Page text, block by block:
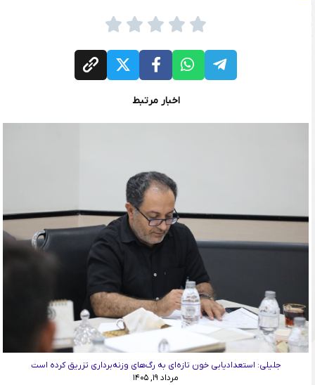
اخبار مرتبط
جلیلی: استعدادیابی خون تازه‌ای به رگ‌های وزنه‌برداری تزریق کرده است
مرداد ۱۹, ۱۴۰۵